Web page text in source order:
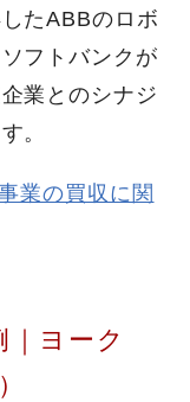
たABBのロボ
フトバンクが
業とのシナジ
。
業の買収に関
ヨーク